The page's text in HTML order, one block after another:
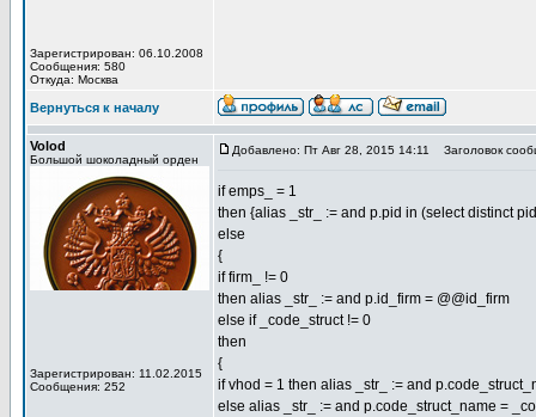
Зарегистрирован: 06.10.2008
Сообщения: 580
Откуда: Москва
Вернуться к началу
Volod
Большой шоколадный орден
Зарегистрирован: 11.02.2015
Сообщения: 252
Добавлено: Пт Авг 28, 2015 14:11 Заголовок
if emps_ = 1
then {alias _str_ := and p.pid in (select distinct
else
{
if firm_ != 0
then alias _str_ := and p.id_firm = @@id_firm
else if _code_struct != 0
then
{
if vhod = 1 then alias _str_ := and
else alias _str_ := and p.code_struct_name =